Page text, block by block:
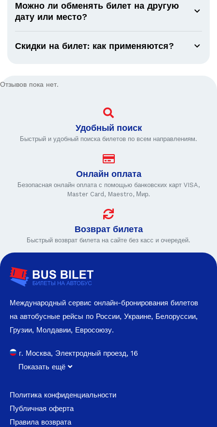
Можно ли обменять билет на другую
дату или место?
Скидки на билет: как применяются?
Отзывов пока нет.
Удобный поиск
Быстрый и удобный поиска билетов по всем направлениям.
Онлайн оплата
Безопасная онлайн оплата с помощью банковских карт VISA,
Master Card, Maestro, Мир.
Возврат билета
Быстрый возврат билета на сайте без касс и очередей.
Международный сервис онлайн-бронирования билетов
на автобусные рейсы по России, Украине, Белоруссии,
Грузии, Молдавии, Евросоюзу.
г. Москва, Электродный проезд, 16
Показать ещё
Политика конфиденциальности
Публичная оферта
Правила возврата